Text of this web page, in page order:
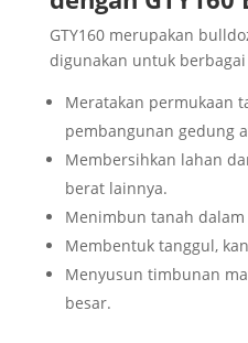
GTY160 merupakan
digunakan untuk
Meratakan permukaan
pembangunan gedung
Membersihkan lahan
berat lainnya.
Menimbun tanah
Membentuk tanggul,
Menyusun timbunan
besar.